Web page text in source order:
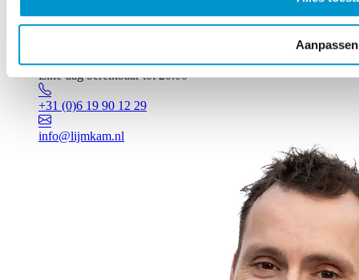
Aanpassen
Elke dag bereikbaar tot 20:00
+31 (0)6 19 90 12 29
info@lijmkam.nl